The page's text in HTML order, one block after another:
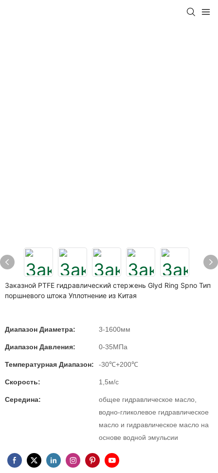
Заказной PTFE гидравлический стержень Glyd Ring Spno Тип
поршневого штока Уплотнение из Китая
Диапазон Диаметра: 3-1600мм
Диапазон Давления: 0-35МПа
Температурная Диапазон: -30℃+200℃
Скорость: 1,5м/с
Середина:
общее гидравлическое масло,
водно-гликолевое гидравлическое
масло и гидравлическое масло на
основе водной эмульсии